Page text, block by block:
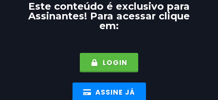
Este conteúdo é exclusivo para
Assinantes! Para acessar clique
em:
LOGIN
ASSINE JÁ